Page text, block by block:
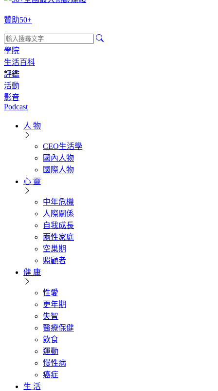
贊助50+
學院
生活百科
評鑑
活動
影音
Podcast
人 物
CEO生活學
國內人物
國際人物
心 靈
中年危機
人際關係
自我成長
兩性家庭
空巢期
照顧者
健 康
性愛
更年期
失智
醫療保健
飲食
運動
慢性病
癌症
生 活